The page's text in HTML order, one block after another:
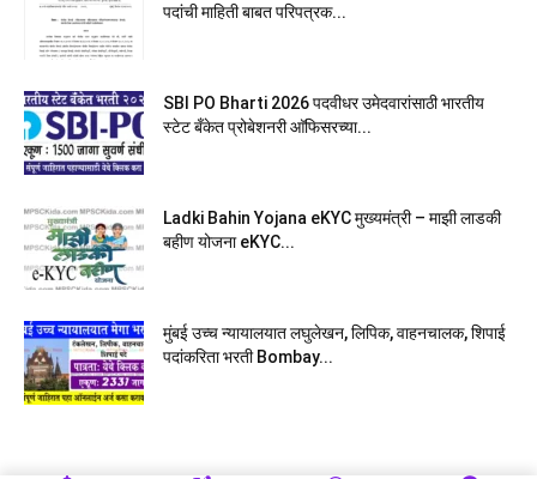
पदांची माहिती बाबत परिपत्रक...
SBI PO Bharti 2026 पदवीधर उमेदवारांसाठी भारतीय
स्टेट बँकेत प्रोबेशनरी आ‍ॅफिसरच्या...
Ladki Bahin Yojana eKYC मुख्यमंत्री – माझी लाडकी
बहीण योजना eKYC...
मुंबई उच्च न्यायालयात लघुलेखन, लिपिक, वाहनचालक, शिपाई
पदांकरिता भरती Bombay...